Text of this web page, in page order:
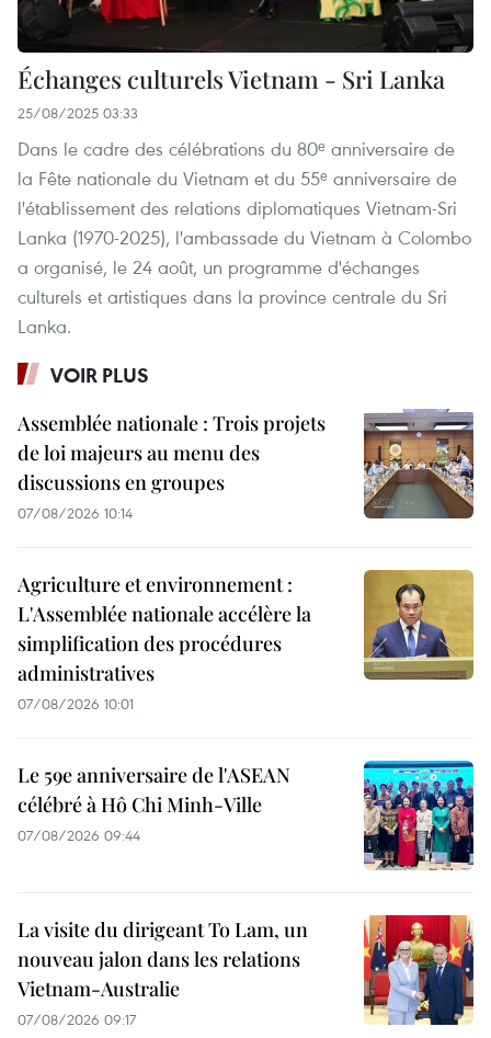
Échanges culturels Vietnam - Sri Lanka
25/08/2025 03:33
Dans le cadre des célébrations du 80ᵉ anniversaire de
la Fête nationale du Vietnam et du 55ᵉ anniversaire de
l'établissement des relations diplomatiques Vietnam-Sri
Lanka (1970-2025), l'ambassade du Vietnam à Colombo
a organisé, le 24 août, un programme d'échanges
culturels et artistiques dans la province centrale du Sri
Lanka.
VOIR PLUS
Assemblée nationale : Trois projets
de loi majeurs au menu des
discussions en groupes
07/08/2026 10:14
Agriculture et environnement :
L'Assemblée nationale accélère la
simplification des procédures
administratives
07/08/2026 10:01
Le 59e anniversaire de l'ASEAN
célébré à Hô Chi Minh-Ville
07/08/2026 09:44
La visite du dirigeant To Lam, un
nouveau jalon dans les relations
Vietnam-Australie
07/08/2026 09:17